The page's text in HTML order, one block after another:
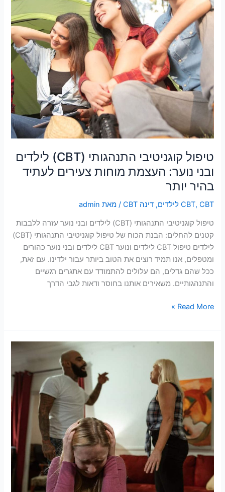
טיפול קוגניטיבי התנהגותי (CBT) לילדים
ובני נוער: העצמת מוחות צעירים לעתיד
בהיר יותר
CBT, CBT לילדים ,דינה CBT / מאת admin
טיפול קוגניטיבי התנהגותי (CBT) לילדים ובני נוער עזרה ללבבות
קטנים להחלים: הבנת הכוח של טיפול קוגניטיבי התנהגותי (CBT)
לילדים טיפול CBT לילדים ונוער CBT לילדים ובני נוער כהורים
ומטפלים, אנו תמיד רוצים את הטוב ביותר עבור ילדינו. עם זאת,
ככל שהם גדלים, הם עלולים להתמודד עם אתגרים רגשיים
והתנהגותיים. משאירים אותנו בחוסר ודאות לגבי הדרך
נוער:
העצמת
מוחות
צעירים
לעתיד
בהיר
יותר
Read More »
טראומה:
גורמים,
תסמינים
וטיפול
פסיכולוגי